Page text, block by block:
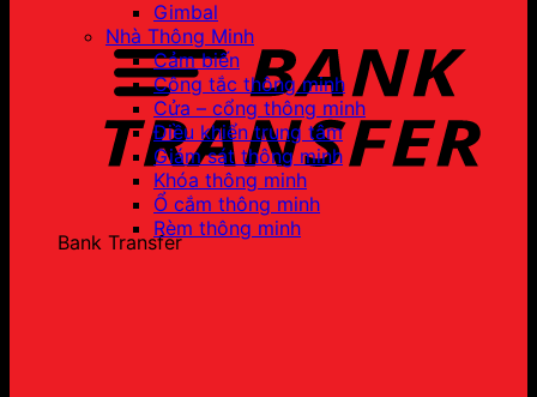
Bank Transfer
Gimbal
Nhà Thông Minh
Cảm biến
Công tắc thông minh
Cửa – cổng thông minh
Điều khiển trung tâm
Giám sát thông minh
Khóa thông minh
Ổ cắm thông minh
Rèm thông minh